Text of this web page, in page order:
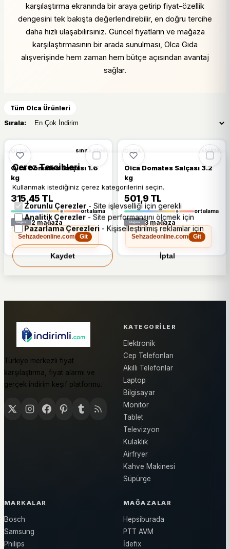
karşılaştırma ekranında bir araya getirip fiyat-özellik
dengesini tek bakışta değerlendirebilir, en doğru tercihe
daha hızlı ulaşabilirsiniz. Güncel fiyatların ve mağaza
karşılaştırmasının bir arada sunulması, Olca Gıda
alışverişinde hem zaman hem bütçe açısından avantaj
sağlar.
Tüm Olca Ürünleri
Sırala:
%12
OLCA sınırlı stok
Olca Domates Salçası 1.6
kg
315,45 TL
ortalama
2 mağaza
Sehzadeonline.com
Git
%16
OLCA stokta
Olca Domates Salçası 3.2
kg
501,9 TL
ortalama
3 mağaza
Sehzadeonline.com
Git
Türkiye merkezli fiyat
karşılaştırma, fiyat alarmı ve
gerçek indirim keşif platformu.
KATEGORILER
Elektronik
Cep Telefonları
Akıllı Telefonlar
Laptop
Bilgisayar
Monitör
Tablet
Televizyon
Kulaklık
Airfryer
Kahve Makinesi
Süpürge
MARKALAR
Bosch
Samsung
Philips
MAĞAZALAR
Hepsiburada
PTT AVM
İdefix
Çerez Tercihleri
Kullanmak istediğiniz çerez kategorilerini seçin.
Zorunlu Çerezler - Site işlevselliği için gerekli
Analitik Çerezler - Site performansını ölçmek için
Pazarlama Çerezleri - Kişiselleştirilmiş reklamlar için
Kaydet İptal